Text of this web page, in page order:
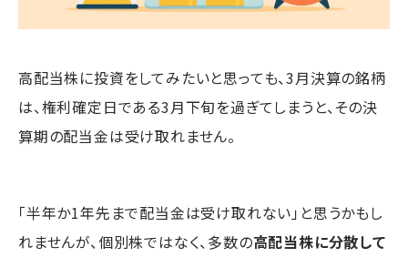
高配当株に投資をしてみたいと思っても、3月決算の銘柄
は、権利確定日である3月下旬を過ぎてしまうと、その決
算期の配当金は受け取れません。
「半年か1年先まで配当金は受け取れない」と思うかもし
れませんが、個別株ではなく、多数の高配当株に分散して